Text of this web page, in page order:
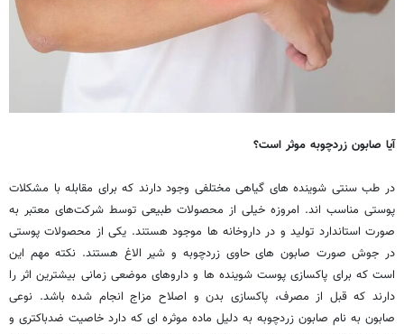
آیا صابون زردچوبه موثر است؟
در طب سنتی شوینده های گیاهی مختلفی وجود دارند که برای مقابله با مشکلات
پوستی مناسب اند. امروزه خیلی از محصولات طبیعی توسط شرکت‌های معتبر به
صورت استاندارد تولید و در داروخانه ها موجود هستند. یکی از محصولات پوستی
در جوش صورت صابون های حاوی زردچوبه و شیر الاغ هستند. نکته مهم این
است که برای پاکسازی پوست شوینده ها و داروهای موضعی زمانی بیشترین اثر را
دارند که قبل از مصرف، پاکسازی بدن و اصلاح مزاج انجام شده باشد. نوعی
صابون به نام صابون زردچوبه به دلیل ماده موثره ای که دارد خاصیت ضدباکتری و